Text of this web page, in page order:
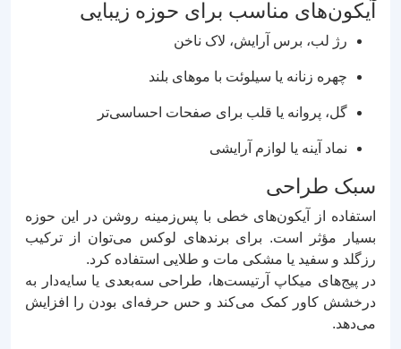
آیکون‌های مناسب برای حوزه زیبایی
رژ لب، برس آرایش، لاک ناخن
چهره زنانه یا سیلوئت با موهای بلند
گل، پروانه یا قلب برای صفحات احساسی‌تر
نماد آینه یا لوازم آرایشی
سبک طراحی
استفاده از آیکون‌های خطی با پس‌زمینه روشن در این حوزه
بسیار مؤثر است. برای برندهای لوکس می‌توان از ترکیب
رزگلد و سفید یا مشکی مات و طلایی استفاده کرد.
در پیج‌های میکاپ آرتیست‌ها، طراحی سه‌بعدی یا سایه‌دار به
درخشش کاور کمک می‌کند و حس حرفه‌ای بودن را افزایش
می‌دهد.